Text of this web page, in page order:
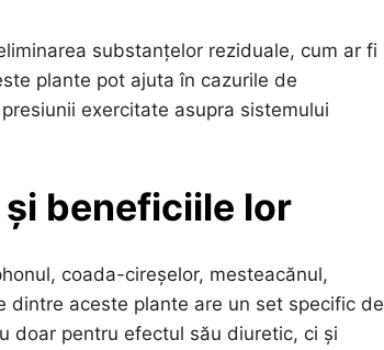
substanțelor reziduale, cum ar fi
plante pot ajuta în cazurile de
exercitate asupra sistemului
beneficiile lor
coada-cireșelor, mesteacănul,
aceste plante are un set specific de
doar pentru efectul său diuretic, ci și